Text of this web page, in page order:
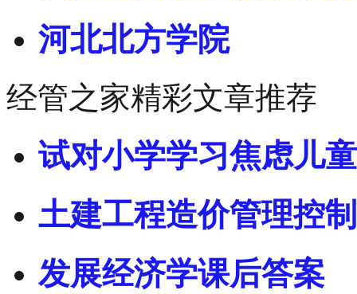
河北北方学院
经管之家精彩文章推荐
试对小学学习焦虑儿
土建工程造价管理控
发展经济学课后答案